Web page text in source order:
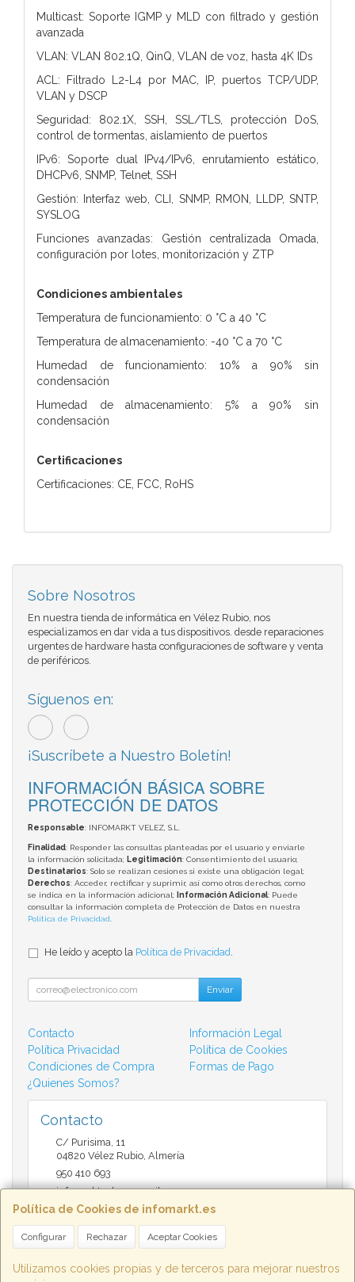
Multicast: Soporte IGMP y MLD con filtrado y gestión
avanzada
VLAN: VLAN 802.1Q, QinQ, VLAN de voz, hasta 4K IDs
ACL: Filtrado L2-L4 por MAC, IP, puertos TCP/UDP,
VLAN y DSCP
Seguridad: 802.1X, SSH, SSL/TLS, protección DoS,
control de tormentas, aislamiento de puertos
IPv6: Soporte dual IPv4/IPv6, enrutamiento estático,
DHCPv6, SNMP, Telnet, SSH
Gestión: Interfaz web, CLI, SNMP, RMON, LLDP, SNTP,
SYSLOG
Funciones avanzadas: Gestión centralizada Omada,
configuración por lotes, monitorización y ZTP
Condiciones ambientales
Temperatura de funcionamiento: 0 °C a 40 °C
Temperatura de almacenamiento: -40 °C a 70 °C
Humedad de funcionamiento: 10% a 90% sin
condensación
Humedad de almacenamiento: 5% a 90% sin
condensación
Certificaciones
Certificaciones: CE, FCC, RoHS
Política de Cookies de infomarkt.es
Configurar Rechazar Aceptar Cookies
Utilizamos cookies propias y de terceros para mejorar nuestros
Sobre Nosotros
En nuestra tienda de informática en Vélez Rubio, nos
especializamos en dar vida a tus dispositivos. desde reparaciones
urgentes de hardware hasta configuraciones de software y venta
de periféricos.
Síguenos en:
¡Suscríbete a Nuestro Boletín!
INFORMACIÓN BÁSICA SOBRE
PROTECCIÓN DE DATOS
Responsable: INFOMARKT VELEZ, S.L.
Finalidad: Responder las consultas planteadas por el usuario y enviarle
la información solicitada; Legitimación: Consentimiento del usuario;
Destinatarios: Solo se realizan cesiones si existe una obligación legal;
Derechos: Acceder, rectificar y suprimir, así como otros derechos, como
se indica en la información adicional;
Información Adicional: Puede
consultar la información completa de Protección de Datos en nuestra
Política de Privacidad
He leído y acepto la Política de Privacidad
Enviar
Contacto
Información Legal
Política Privacidad
Política de Cookies
Condiciones de Compra
Formas de Pago
¿Quienes Somos?
Contacto
C/ Purisima, 11
04820 Vélez Rubio Almería
950 410 693
infomarktvelez@gmail.com
Horario
9:30 a 14:00 y de 17:00 a 20:30